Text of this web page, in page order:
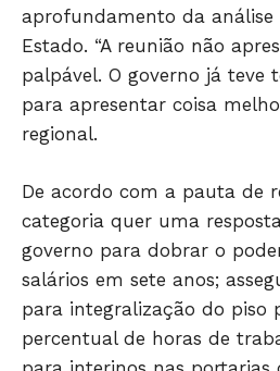
JUNTE-SE NO
aprofundamento da análise
Estado. “A reunião não
palpável. O governo já teve
para apresentar coisa
regional.
De acordo com a pauta de
categoria quer uma
governo para dobrar o
salários em sete anos;
para integralização do piso
percentual de horas de